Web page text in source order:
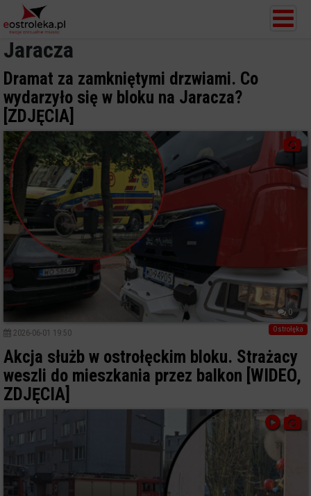
Jaracza
Dramat za zamkniętymi drzwiami. Co
wydarzyło się w bloku na Jaracza?
[ZDJĘCIA]
0
Ostrołęka
2026-06-01 19:50
Akcja służb w ostrołęckim bloku. Strażacy
weszli do mieszkania przez balkon [WIDEO,
ZDJĘCIA]